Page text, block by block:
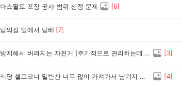
아스팔트 포장 공사 범위 선정 문제 [6]
남의집 앞에서 담배 [7]
방치해서 버려지는 자전거 [주기적으로 관리하는데 매번 생기네요] [3]
식당 셀프코너 밑반찬 너무 많이 가져가서 남기지 맙시다!! [4]